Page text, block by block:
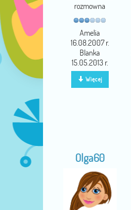
rozmowna
Amelia
16.08.2007 r.
Blanka
15.05.2013 r.
Więcej
Olga60